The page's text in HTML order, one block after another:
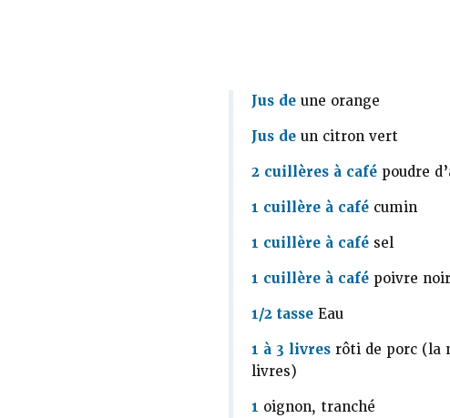
Jus de une orange
Jus de un citron vert
2 cuillères à café poudre
1 cuillère à café cumin
1 cuillère à café sel
1 cuillère à café poivre
1/2 tasse Eau
1 à 3 livres rôti de porc (la
livres)
1 oignon, tranché